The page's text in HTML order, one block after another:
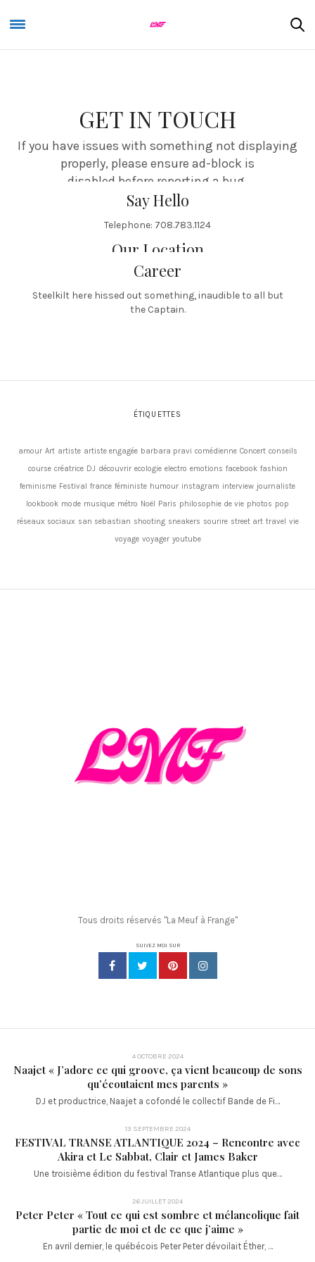
GET IN TOUCH
If you have issues with something not displaying
properly, please ensure ad-block is
disabled before reporting a bug.
Say Hello
Telephone: 708.783.1124
hello@fuelthemes.net
Our Location
1170 Northeast Industrial Park Road Meridian, MS 39301
Career
Steelkilt here hissed out something, inaudible to all but
the Captain.
ÉTIQUETTES
amour Art artiste artiste engagée barbara pravi comédienne Concert conseils
course créatrice DJ découvrir ecologie electro emotions facebook fashion
feminisme Festival france féministe humour instagram interview journaliste
lookbook mode musique métro Noël Paris philosophie de vie photos pop
réseaux sociaux san sebastian shooting sneakers sourire street art travel vie
voyage voyager youtube
Tous droits réservés "La Meuf à Frange"
SUIVEZ MOI SUR
4 OCTOBRE 2024
Naajet « J’adore ce qui groove, ça vient beaucoup de sons
qu’écoutaient mes parents »
DJ et productrice, Naajet a cofondé le collectif Bande de Fi…
13 SEPTEMBRE 2024
FESTIVAL TRANSE ATLANTIQUE 2024 – Rencontre avec
Akira et Le Sabbat, Clair et James Baker
Une troisième édition du festival Transe Atlantique plus que…
26 JUILLET 2024
Peter Peter « Tout ce qui est sombre et mélancolique fait
partie de moi et de ce que j’aime »
En avril dernier, le québécois Peter Peter dévoilait Éther, …